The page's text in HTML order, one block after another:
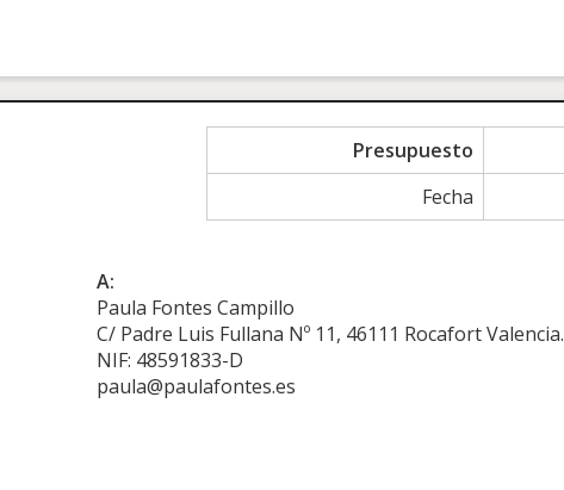
Presupuesto
Fecha
A:
Paula Fontes Campillo
C/ Padre Luis Fullana Nº 11, 46111 Rocafort Valencia.
NIF: 48591833-D
paula@paulafontes.es